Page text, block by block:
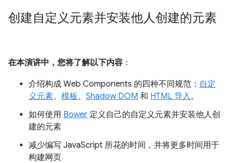
创建自定义元素并安装他人创建的元素
在本演讲中，您将了解以下内容 ：
介绍构成 Web Components 的四种不同规范： 自定
义元素、 模板、 Shadow DOM 和 HTML 导入。
如何使用 Bower 定义自己的自定义元素并安装他人创
建的元素
减少编写 JavaScript 所花的时间，并将更多时间用于
构建网页